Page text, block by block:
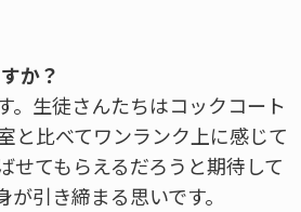
か？
。生徒さんたちはコックコート
と比べてワンランク上に感じて
せてもらえるだろうと期待して
引き締まる思いです。